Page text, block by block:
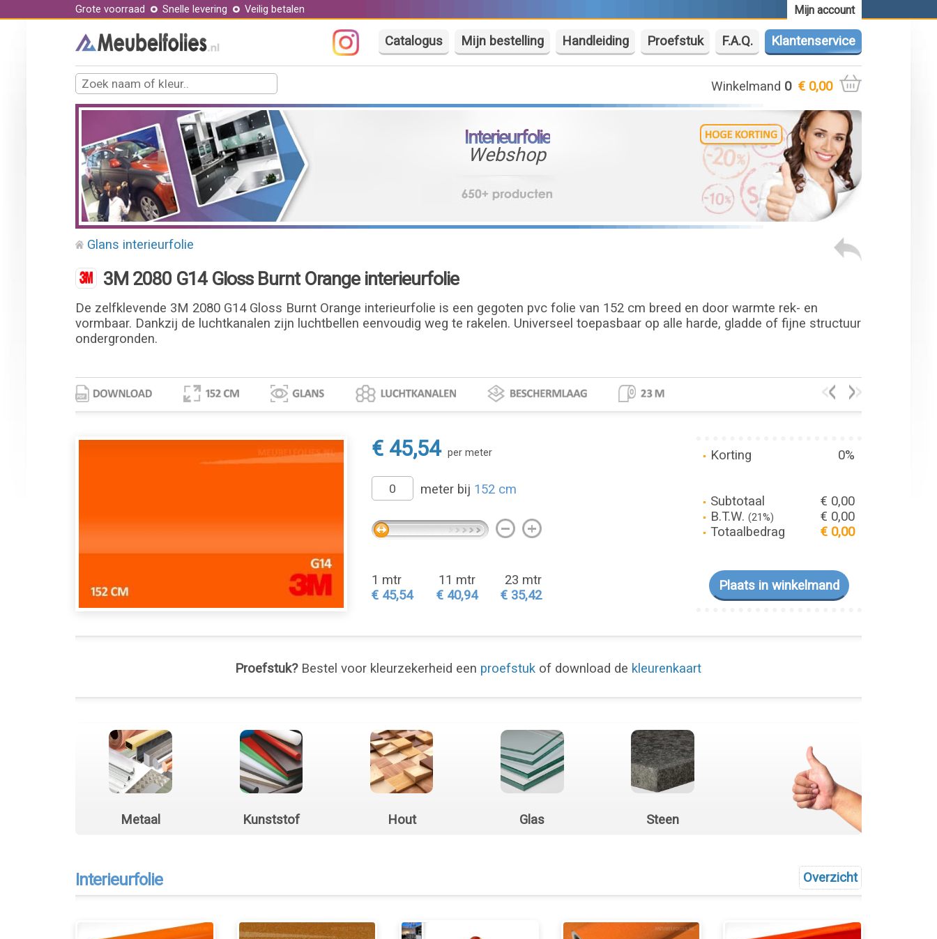
Mijn account
Grote voorraad Snelle levering Veilig betalen
Catalogus Mijn bestelling Handleiding Proefstuk F.A.Q. Klantenservice
Winkelmand 0 € 0,00
Interieurfolie
Webshop
Glans interieurfolie
3M 2080 G14 Gloss Burnt Orange interieurfolie
De zelfklevende 3M 2080 G14 Gloss Burnt Orange interieurfolie is een gegoten pvc folie van 152 cm breed en door warmte rek- en
vormbaar. Dankzij de luchtkanalen zijn luchtbellen eenvoudig weg te rakelen. Universeel toepasbaar op alle harde, gladde of fijne structuur
ondergronden.
€ 45,54 per meter
meter bij 152 cm
1 mtr
€ 45,54
11 mtr
€ 40,94
23 mtr
€ 35,42
Korting 0%
Subtotaal
€ 0,00
B.T.W. (21%)
€ 0,00
Totaalbedrag
€ 0,00
Proefstuk?Bestel voor kleurzekerheid een proefstuk of download de kleurenkaart
Metaal Kunststof Hout Glas Steen
Overzicht
Interieurfolie